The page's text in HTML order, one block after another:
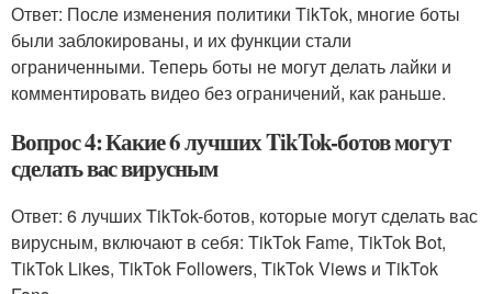
Ответ: После изменения политики TikTok, многие боты
были заблокированы, и их функции стали
ограниченными. Теперь боты не могут делать лайки и
комментировать видео без ограничений, как раньше.
Вопрос 4: Какие 6 лучших TikTok-ботов могут
сделать вас вирусным
Ответ: 6 лучших TikTok-ботов, которые могут сделать вас
вирусным, включают в себя: TikTok Fame, TikTok Bot,
TikTok Likes, TikTok Followers, TikTok Views и TikTok